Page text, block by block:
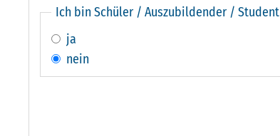
Ich bin Schüler / Auszubildender / Student
ja
nein